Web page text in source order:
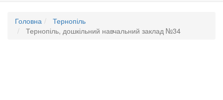
Головна
Тернопіль
Тернопіль, дошкільний навчальний заклад №34